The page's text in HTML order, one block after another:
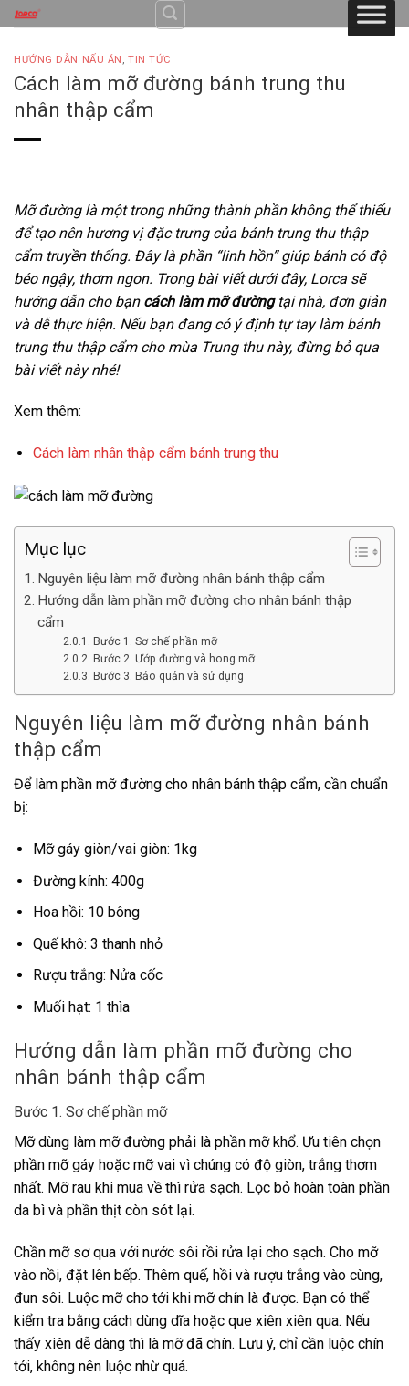
Skip
to
content
HƯỚNG DẪN NẤU ĂN ,TIN TỨC
Cách làm mỡ đường bánh trung thu
nhân thập cẩm
Mỡ đường là một trong những thành phần không thể thiếu
để tạo nên hương vị đặc trưng của bánh trung thu thập
cẩm truyền thống. Đây là phần “linh hồn” giúp bánh có độ
béo ngậy, thơm ngon. Trong bài viết dưới đây, Lorca sẽ
hướng dẫn cho bạn cách làm mỡ đườngtại nhà, đơn giản
và dễ thực hiện. Nếu bạn đang có ý định tự tay làm bánh
trung thu thập cẩm cho mùa Trung thu này, đừng bỏ qua
bài viết này nhé!
Xem thêm:
Cách làm nhân thập cẩm bánh trung thu
Mục lục
Nguyên liệu làm mỡ đường nhân bánh thập cẩm
Hướng dẫn làm phần mỡ đường cho nhân bánh thập
cẩm
Bước 1. Sơ chế phần mỡ
Bước 2. Ướp đường và hong mỡ
Bước 3. Bảo quản và sử dụng
Nguyên liệu làm mỡ đường nhân bánh
thập cẩm
Để làm phần mỡ đường cho nhân bánh thập cẩm, cần chuẩn
bị:
Mỡ gáy giòn/vai giòn: 1kg
Đường kính: 400g
Hoa hồi: 10 bông
Quế khô: 3 thanh nhỏ
Rượu trắng: Nửa cốc
Muối hạt: 1 thìa
Hướng dẫn làm phần mỡ đường cho
nhân bánh thập cẩm
Bước 1. Sơ chế phần mỡ
Mỡ dùng làm mỡ đường phải là phần mỡ khổ. Ưu tiên chọn
phần mỡ gáy hoặc mỡ vai vì chúng có độ giòn, trắng thơm
nhất. Mỡ rau khi mua về thì rửa sạch. Lọc bỏ hoàn toàn phần
da bì và phần thịt còn sót lại.
Chần mỡ sơ qua với nước sôi rồi rửa lại cho sạch. Cho mỡ
vào nồi, đặt lên bếp. Thêm quế, hồi và rượu trắng vào cùng,
đun sôi. Luộc mỡ cho tới khi mỡ chín là được. Bạn có thể
kiểm tra bằng cách dùng dĩa hoặc que xiên xiên qua. Nếu
thấy xiên dễ dàng thì là mỡ đã chín. Lưu ý, chỉ cần luộc chín
tới, không nên luộc nhừ quá.